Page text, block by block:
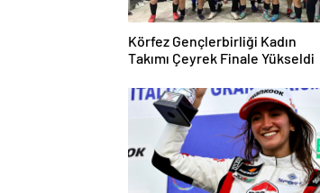
Körfez Gençlerbirliği Kadın
Takımı Çeyrek Finale Yükseldi